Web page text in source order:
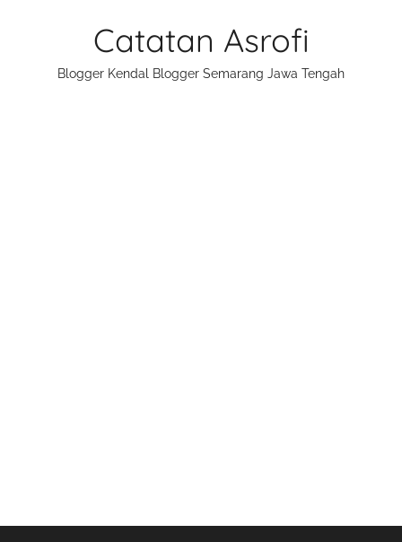
Catatan Asrofi
Blogger Kendal Blogger Semarang Jawa Tengah